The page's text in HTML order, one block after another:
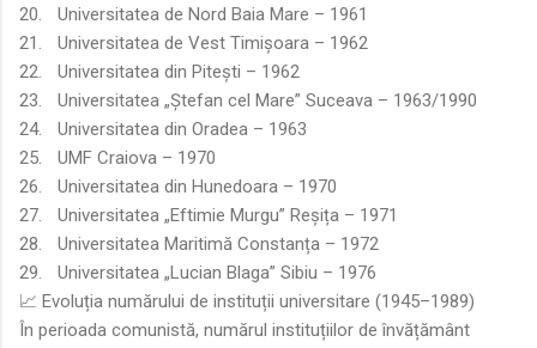
20.
Universitatea de Nord Baia Mare – 1961
21.
Universitatea de Vest Timișoara – 1962
22.
Universitatea din Pitești – 1962
23.
Universitatea „Ștefan cel Mare” Suceava – 1963/1990
24.
Universitatea din Oradea – 1963
25.
UMF Craiova – 1970
26.
Universitatea din Hunedoara – 1970
27.
Universitatea „Eftimie Murgu” Reșița – 1971
28.
Universitatea Maritimă Constanța – 1972
29.
Universitatea „Lucian Blaga” Sibiu – 1976
📈 Evoluția numărului de instituții universitare (1945–1989)
În perioada comunistă, numărul instituțiilor de învățământ